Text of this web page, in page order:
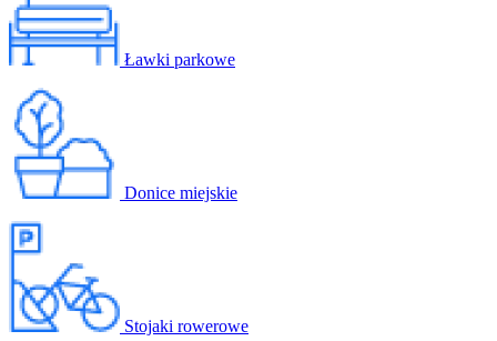
Ławki parkowe
Donice miejskie
Stojaki rowerowe